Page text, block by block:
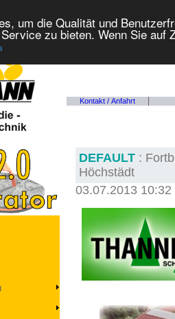
um die Qualität und
zu bieten. Wenn Sie
Kontakt / Anfahrt
DEFAULT :
Höchstädt
03.07.2013 10:32